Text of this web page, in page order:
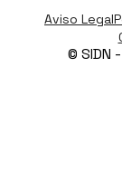
Ver todas las
Ver todos los
Career
Contacto
Aviso Legal
© SIDN